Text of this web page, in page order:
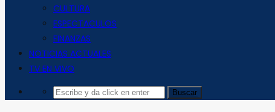
CULTURA
ESPECTACULOS
FINANZAS
NOTICIAS ACTUALES
TV EN VIVO